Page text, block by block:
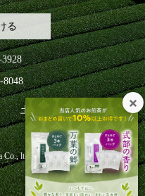
る
8048
土日祝日を除く
ltd.